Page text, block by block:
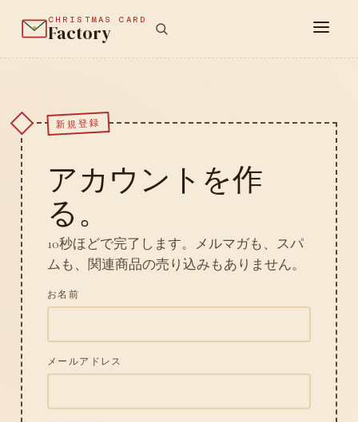
CHRISTMAS CARD
Factory
新規登録
アカウントを作
る。
10秒ほどで完了します。メルマガも、スパ
ムも、関連商品の売り込みもありません。
お名前
メールアドレス